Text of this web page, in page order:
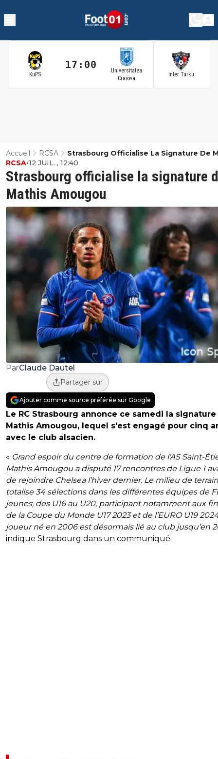
KuPS
17:00
Universitatea
Craiova
Inter Turku
Accueil RCSA
Strasbourg Officialise La Signature De
Amougou
Strasbourg officialise la signature
Mathis Amougou
RCSA•12 JUIL. , 12:40
ParClaude Dautel
Partager sur
Ajouter comme source préférée sur Google
Le RC Strasbourg annonce ce samedi la
Mathis Amougou, lequel s'est engagé pour cinq
avec le club alsacien.
« Grand espoir du centre de formation de l’AS Saint-
Mathis Amougou a disputé 17 rencontres de Ligue 1
de rejoindre Chelsea l’hiver dernier. Le milieu de
totalise 34 sélections dans les différentes équipes de
jeunes, des U16 au U20, participant notamment aux
de la Coupe du Monde U17 2023 et de l’EURO U19
joueur né en 2006 est désormais lié au club jusqu’en
indique Strasbourg dans un communiqué.